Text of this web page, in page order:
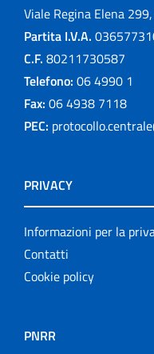
Viale Regina Elena
Partita I.V.A.
C.F. 80211730587
Telefono: 06 4990 1
Fax: 06 4938 7118
PEC:
PRIVACY
Informazioni per la
Contatti
Cookie policy
PNRR